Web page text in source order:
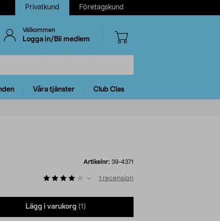
Privatkund Företagskund
Välkommen
Logga in/Bli medlem
Våra tjänster Club Clas
Artikelnr: 39-4371
1 recension
Lägg i varukorg (1)